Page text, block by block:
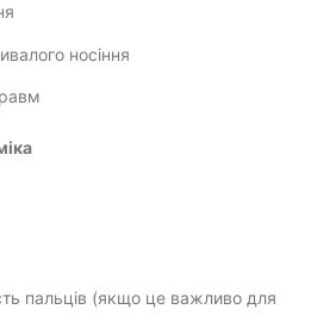
носіння
пальців (якщо це важливо для